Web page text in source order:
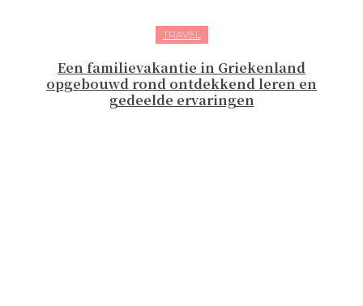
TRAVEL
Een familievakantie in Griekenland
opgebouwd rond ontdekkend leren en
gedeelde ervaringen